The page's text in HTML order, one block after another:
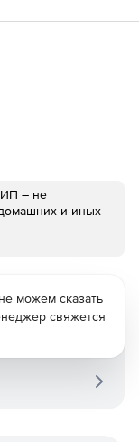
ИП – не
и иных
можем сказать
свяжется